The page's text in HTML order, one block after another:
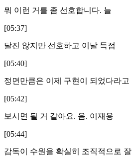
뭐 이런 거를 좀 선호합니다. 늘
[05:37]
달진 않지만 선호하고 이날 득점
[05:40]
정면만큼은 이제 구현이 되었다라고
[05:42]
보시면 될 거 같아요. 음. 이재용
[05:44]
감독이 수원을 확실히 조직적으로 잘